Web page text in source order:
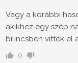
Vagy a korábbi
akikhez egy szép
bilincsben vitték el
0